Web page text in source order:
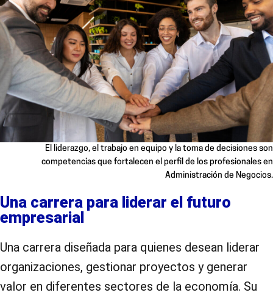
El liderazgo, el trabajo en equipo y la toma de decisiones son
competencias que fortalecen el perfil de los profesionales en
Administración de Negocios.
Una carrera para liderar el futuro
empresarial
Una carrera diseñada para quienes desean liderar
organizaciones, gestionar proyectos y generar
valor en diferentes sectores de la economía. Su